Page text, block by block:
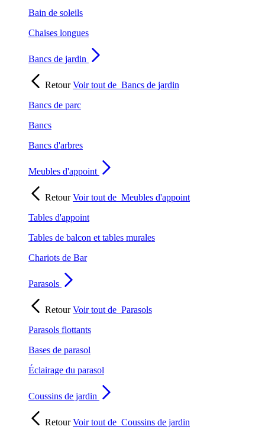
Bain de soleils
Chaises longues
Bancs de jardin
RetourVoir tout de Bancs de jardin
Bancs de parc
Bancs
Bancs d'arbres
Meubles d'appoint
RetourVoir tout de Meubles d'appoint
Tables d'appoint
Tables de balcon et tables murales
Chariots de Bar
Parasols
RetourVoir tout de Parasols
Parasols flottants
Bases de parasol
Éclairage du parasol
Coussins de jardin
RetourVoir tout de Coussins de jardin